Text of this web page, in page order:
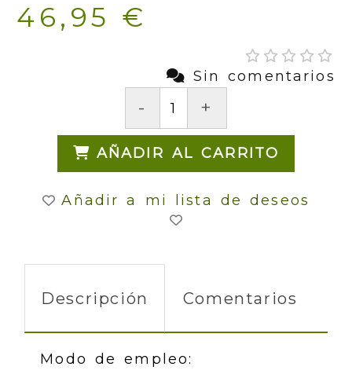
46,95 €
Sin comentarios
- +
AÑADIR AL CARRITO
Añadir a mi lista de deseos
Descripción Comentarios
Modo de empleo: